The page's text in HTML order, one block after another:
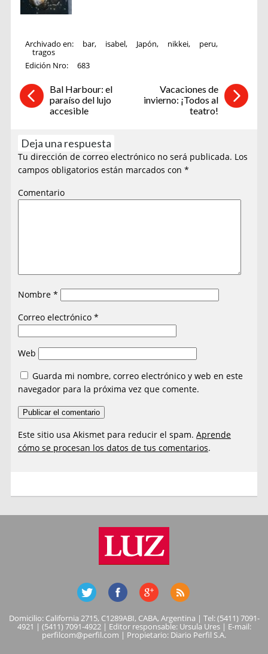
Archivado en: bar, isabel, Japón, nikkei, peru,
tragos
Edición Nro:
683
Bal Harbour: el
paraíso del lujo
accesible
Vacaciones de
invierno: ¡Todos al
teatro!
Deja una respuesta
Tu dirección de correo electrónico no será publicada. Los
campos obligatorios están marcados con*
Comentario
Nombre*
Correo electrónico*
Web
Guarda mi nombre, correo electrónico y web en este
navegador para la próxima vez que comente.
Este sitio usa Akismet para reducir el spam.Aprende
cómo se procesan los datos de tus comentarios.
Domicilio: California 2715, C1289ABI, CABA, Argentina | Tel: (5411) 7091-
4921 | (5411) 7091-4922 | Editor responsable: Ursula Ures | E-mail:
perfilcom@perfil.com | Propietario: Diario Perfil S.A.